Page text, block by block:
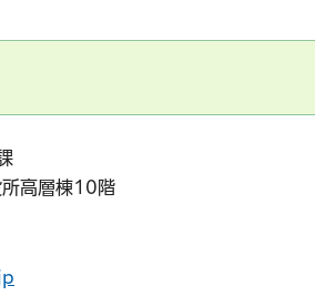
高層棟10階